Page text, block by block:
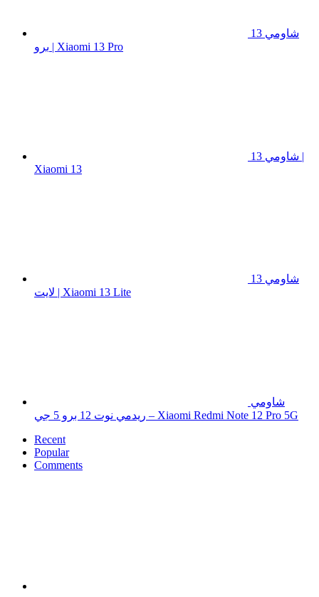
شاومي 13
برو | Xiaomi 13 Pro
شاومي 13 |
Xiaomi 13
شاومي 13
لايت | Xiaomi 13 Lite
شاومي
ريدمي نوت 12 برو 5 جي – Xiaomi Redmi Note 12 Pro 5G
Recent
Popular
Comments